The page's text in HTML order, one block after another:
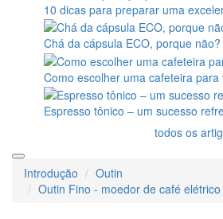
10 dicas para preparar uma
Chá da cápsula ECO, porque não?
Como escolher uma cafeteira para
Espresso tônico – um sucesso
todos os
Introdução
Outin
Outin Fino - moedor de café